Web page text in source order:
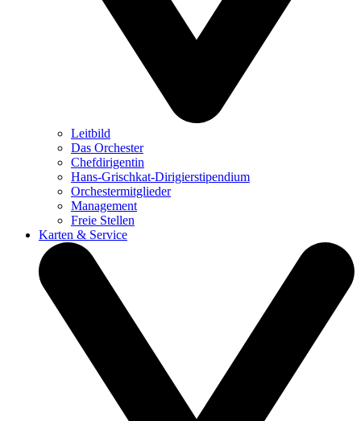
Leitbild
Das Orchester
Chefdirigentin
Hans-Grischkat-Dirigierstipendium
Orchestermitglieder
Management
Freie Stellen
Karten & Service